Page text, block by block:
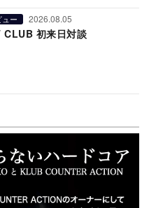
ー 2026.08.05
CLUB 初来日対談